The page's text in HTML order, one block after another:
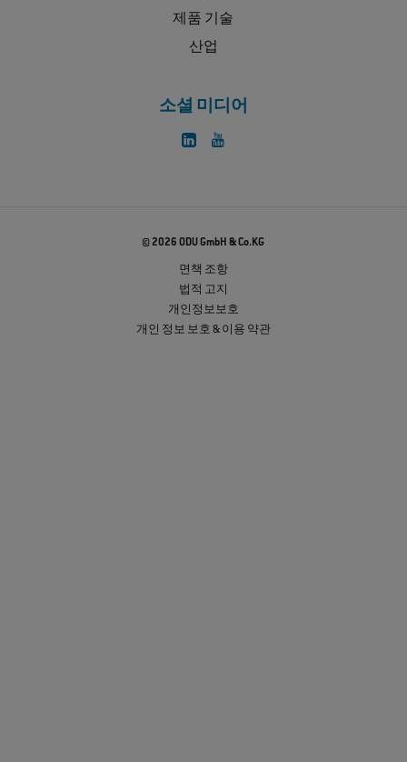
제품 기술
산업
소셜 미디어
© 2026 ODU GmbH & Co.KG
면책 조항
법적 고지
개인정보보호
개인 정보 보호 & 이용 약관